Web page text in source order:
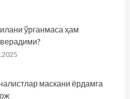
ўрганмаса ҳам
маскани ёрдамга